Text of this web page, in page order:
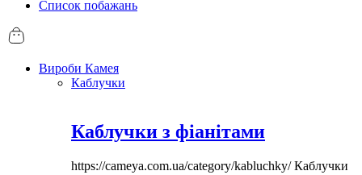
Список побажань
Вироби Камея
Каблучки
Каблучки з фіанітами
https://cameya.com.ua/category/kabluchky/Каблучки